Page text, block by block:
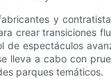
y
crear transiciones
espectáculos
lleva a cabo con
parques temáticos.